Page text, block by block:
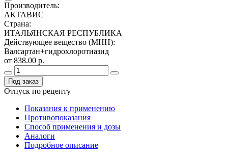
Производитель:
АКТАВИС
Страна:
ИТАЛЬЯНСКАЯ РЕСПУБЛИКА
Действующее вещество (МНН):
Валсартан+гидрохлоротиазид
от 838.00 р.
Под заказ
Отпуск по рецепту
Показания к применению
Противопоказания
Способ применения и дозы
Аналоги
Подробное описание